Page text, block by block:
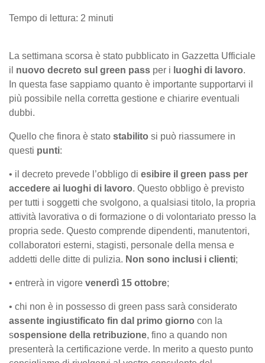
Tempo di lettura: 2 minuti
La settimana scorsa è stato pubblicato in Gazzetta Ufficiale
il nuovo decreto sul green pass per i luoghi di lavoro.
In questa fase sappiamo quanto è importante supportarvi il
più possibile nella corretta gestione e chiarire eventuali
dubbi.
Quello che finora è stato stabilito si può riassumere in
questi punti:
• il decreto prevede l’obbligo di esibire il green pass per
accedere ai luoghi di lavoro. Questo obbligo è previsto
per tutti i soggetti che svolgono, a qualsiasi titolo, la propria
attività lavorativa o di formazione o di volontariato presso la
propria sede. Questo comprende dipendenti, manutentori,
collaboratori esterni, stagisti, personale della mensa e
addetti delle ditte di pulizia. Non sono inclusi i clienti;
• entrerà in vigore venerdì 15 ottobre;
• chi non è in possesso di green pass sarà considerato
assente ingiustificato fin dal primo giorno con la
sospensione della retribuzione, fino a quando non
presenterà la certificazione verde. In merito a questo punto